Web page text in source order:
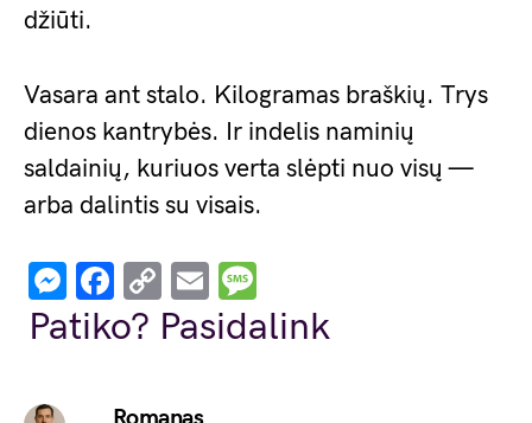
džiūti.
Vasara ant stalo. Kilogramas braškių. Trys
dienos kantrybės. Ir indelis naminių
saldainių, kuriuos verta slėpti nuo visų —
arba dalintis su visais.
Messenger
Facebook
Copy
Link
Email
Patiko? Pasidalink